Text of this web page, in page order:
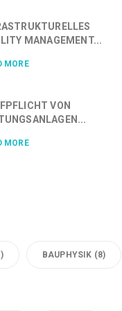
MANAGEMENT...
MORE
VON
MORE
BAUPHYSIK (8)